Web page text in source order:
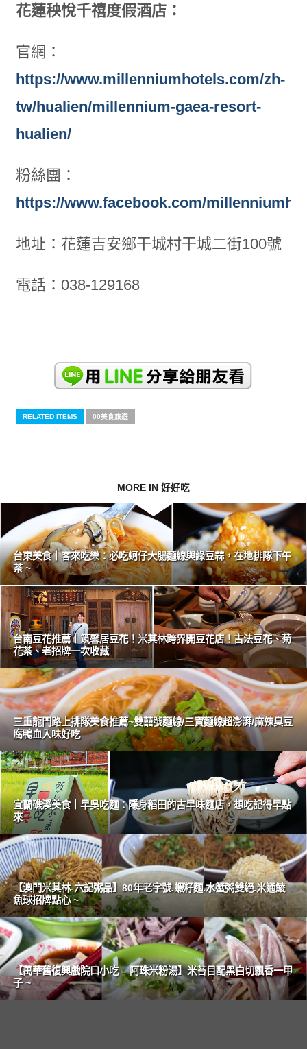
花蓮秧悅千禧度假酒店：
官網：
https://www.millenniumhotels.com/zh-
tw/hualien/millennium-gaea-resort-
hualien/
粉絲團：
https://www.facebook.com/
地址：花蓮吉安鄉干城村干城二街100號
電話：038-129168
RELATED ITEMS 00美食旅遊
MORE IN 好好吃
台東美食｜客來吃樂：必吃蚵仔大腸麵線與綠豆蒜，在地排隊下午
茶 ~
台南豆花推薦｜筑馨居豆花！米其林跨界開豆花店！古法豆花、菊
花茶、老招牌一次收藏
三重龍門路上排隊美食推薦~雙囍號麵線/三寶麵線超澎湃/麻辣臭豆
腐鴨血入味好吃
宜蘭礁溪美食｜早吳吃麵：隱身稻田的古早味麵店，想吃記得早點
來
【澳門米其林-六記粥品】80年老字號.蝦籽麵.水蟹粥雙絕.米通鯪
魚球招牌點心 ~
【萬華舊復興戲院口小吃 – 阿珠米粉湯】米苔目配黑白切飄香一甲
子 ~